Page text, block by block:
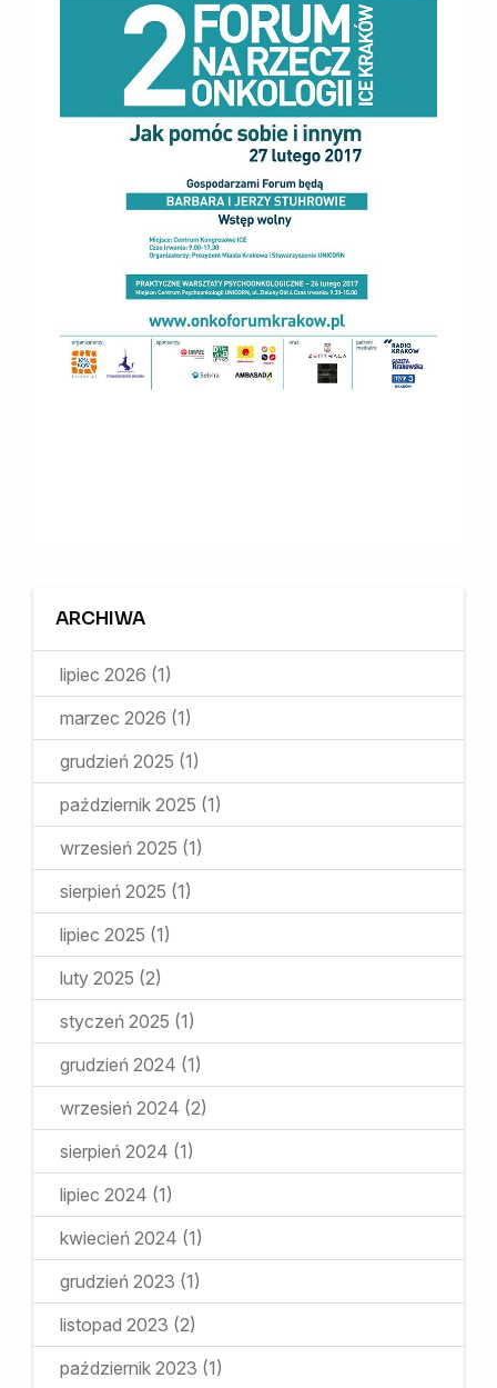
ARCHIWA
lipiec 2026 (1)
marzec 2026 (1)
grudzień 2025 (1)
październik 2025 (1)
wrzesień 2025 (1)
sierpień 2025 (1)
lipiec 2025 (1)
luty 2025 (2)
styczeń 2025 (1)
grudzień 2024 (1)
wrzesień 2024 (2)
sierpień 2024 (1)
lipiec 2024 (1)
kwiecień 2024 (1)
grudzień 2023 (1)
listopad 2023 (2)
październik 2023 (1)